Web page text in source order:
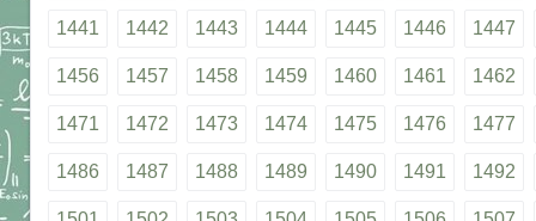
1441 1442 1443 1444 1445 1446 1447
1456 1457 1458 1459 1460 1461 1462
1471 1472 1473 1474 1475 1476 1477
1486 1487 1488 1489 1490 1491 1492